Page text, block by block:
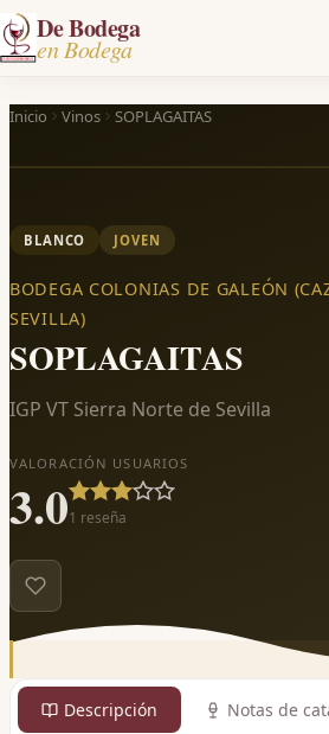
De Bodega
en Bodega
Inicio Vinos SOPLAGAITAS
BLANCO JOVEN
BODEGA COLONIAS DE GALEÓN
SEVILLA)
SOPLAGAITAS
IGP VT Sierra Norte de Sevilla
VALORACIÓN USUARIOS
3.01 reseña
Descripción Notas de